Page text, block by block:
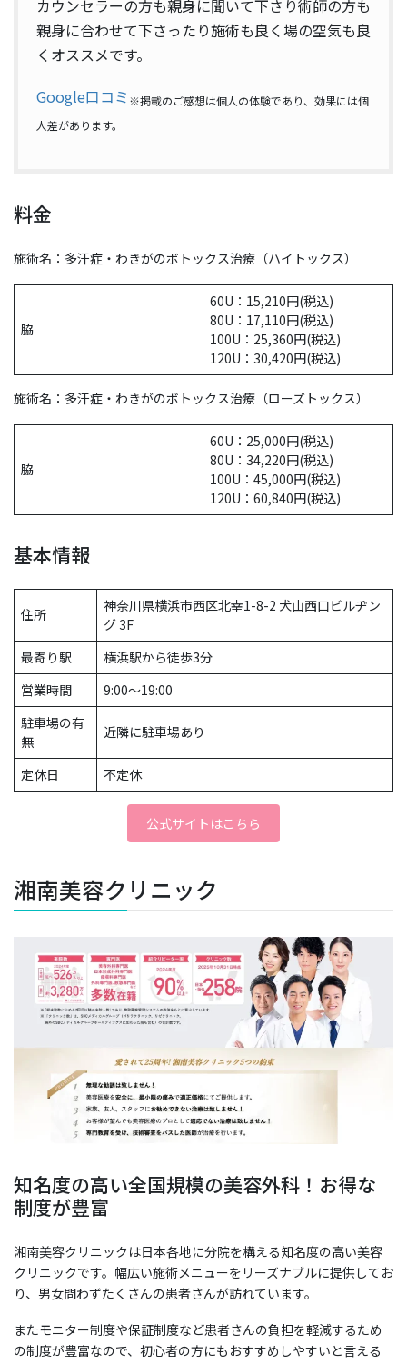
カウンセラーの方も親身に聞いて下さり術師の方も
親身に合わせて下さったり施術も良く場の空気も良
くオススメです。
Google口コミ ※掲載のご感想は個人の体験であり、効果には個
人差があります。
料金
施術名：多汗症・わきがのボトックス治療（ハイトックス）
脇
60U：15,210円(税込)
80U：17,110円(税込)
100U：25,360円(税込)
120U：30,420円(税込)
施術名：多汗症・わきがのボトックス治療（ローズトックス）
脇
60U：25,000円(税込)
80U：34,220円(税込)
100U：45,000円(税込)
120U：60,840円(税込)
基本情報
住所
神奈川県横浜市西区北幸1-8-2 犬山西口ビルヂン
グ 3F
最寄り駅
横浜駅から徒歩3分
営業時間
9:00〜19:00
駐車場の有
無
近隣に駐車場あり
定休日 不定休
公式サイトはこちら
湘南美容クリニック
知名度の高い全国規模の美容外科！お得な
制度が豊富
湘南美容クリニックは日本各地に分院を構える知名度の高い美容
クリニックです。幅広い施術メニューをリーズナブルに提供してお
り、男女問わずたくさんの患者さんが訪れています。
またモニター制度や保証制度など患者さんの負担を軽減するため
の制度が豊富なので、初心者の方にもおすすめしやすいと言える